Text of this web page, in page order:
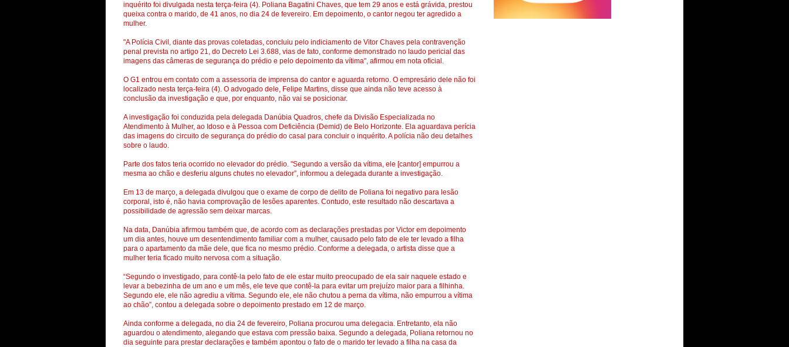
inquérito foi divulgada nesta terça-feira (4). Poliana Bagatini Chaves, que tem 29 anos e está grávida, prestou
queixa contra o marido, de 41 anos, no dia 24 de fevereiro. Em depoimento, o cantor negou ter agredido a
mulher.
"A Polícia Civil, diante das provas coletadas, concluiu pelo indiciamento de Vitor Chaves pela contravenção
penal prevista no artigo 21, do Decreto Lei 3.688, vias de fato, conforme demonstrado no laudo pericial das
imagens das câmeras de segurança do prédio e pelo depoimento da vítima", afirmou em nota oficial.
O G1 entrou em contato com a assessoria de imprensa do cantor e aguarda retorno. O empresário dele não foi
localizado nesta terça-feira (4). O advogado dele, Felipe Martins, disse que ainda não teve acesso à
conclusão da investigação e que, por enquanto, não vai se posicionar.
A investigação foi conduzida pela delegada Danúbia Quadros, chefe da Divisão Especializada no
Atendimento à Mulher, ao Idoso e à Pessoa com Deficiência (Demid) de Belo Horizonte. Ela aguardava perícia
das imagens do circuito de segurança do prédio do casal para concluir o inquérito. A polícia não deu detalhes
sobre o laudo.
Parte dos fatos teria ocorrido no elevador do prédio. "Segundo a versão da vítima, ele [cantor] empurrou a
mesma ao chão e desferiu alguns chutes no elevador”, informou a delegada durante a investigação.
Em 13 de março, a delegada divulgou que o exame de corpo de delito de Poliana foi negativo para lesão
corporal, isto é, não havia comprovação de lesões aparentes. Contudo, este resultado não descartava a
possibilidade de agressão sem deixar marcas.
Na data, Danúbia afirmou também que, de acordo com as declarações prestadas por Victor em depoimento
um dia antes, houve um desentendimento familiar com a mulher, causado pelo fato de ele ter levado a filha
para o apartamento da mãe dele, que fica no mesmo prédio. Conforme a delegada, o artista disse que a
mulher teria ficado muito nervosa com a situação.
“Segundo o investigado, para contê-la pelo fato de ele estar muito preocupado de ela sair naquele estado e
levar a bebezinha de um ano e um mês, ele teve que contê-la para evitar um prejuízo maior para a filhinha.
Segundo ele, ele não agrediu a vítima. Segundo ele, ele não chutou a perna da vítima, não empurrou a vítima
ao chão”, contou a delegada sobre o depoimento prestado em 12 de março.
Ainda conforme a delegada, no dia 24 de fevereiro, Poliana procurou uma delegacia. Entretanto, ela não
aguardou o atendimento, alegando que estava com pressão baixa. Segundo a delegada, Poliana retornou no
dia seguinte para prestar declarações e também apontou o fato de o marido ter levado a filha na casa da